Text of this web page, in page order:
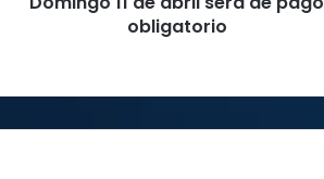
obligatorio